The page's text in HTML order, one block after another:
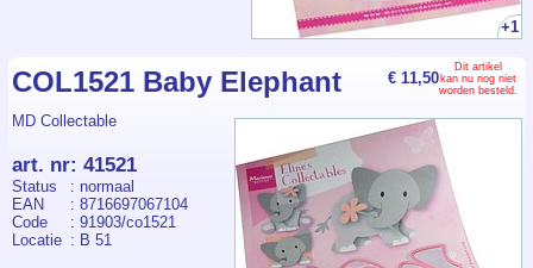
+1
€ 11,50
Dit artikel
kan nu nog niet
worden besteld.
COL1521 Baby Elephant
MD Collectable
art. nr: 41521
Status
: normaal
EAN
: 8716697067104
Code
: 91903/co1521
Locatie : B 51